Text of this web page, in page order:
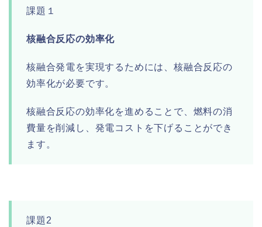
課題１
核融合反応の効率化
核融合発電を実現するためには、核融合反応の
効率化が必要です。
核融合反応の効率化を進めることで、燃料の消
費量を削減し、発電コストを下げることができ
ます。
課題2